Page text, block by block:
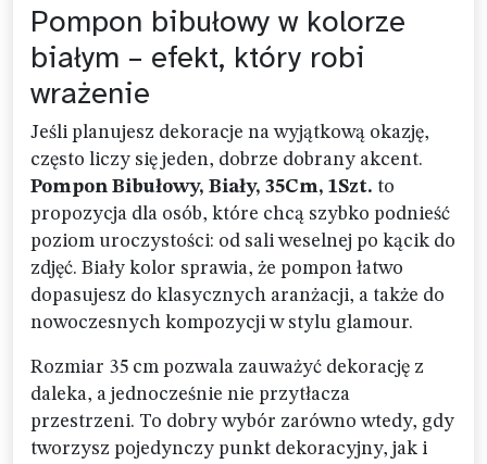
Pompon bibułowy w kolorze
białym – efekt, który robi
wrażenie
Jeśli planujesz dekoracje na wyjątkową okazję,
często liczy się jeden, dobrze dobrany akcent.
Pompon Bibułowy, Biały, 35Cm, 1Szt. to
propozycja dla osób, które chcą szybko podnieść
poziom uroczystości: od sali weselnej po kącik do
zdjęć. Biały kolor sprawia, że pompon łatwo
dopasujesz do klasycznych aranżacji, a także do
nowoczesnych kompozycji w stylu glamour.
Rozmiar 35 cm pozwala zauważyć dekorację z
daleka, a jednocześnie nie przytłacza
przestrzeni. To dobry wybór zarówno wtedy, gdy
tworzysz pojedynczy punkt dekoracyjny, jak i